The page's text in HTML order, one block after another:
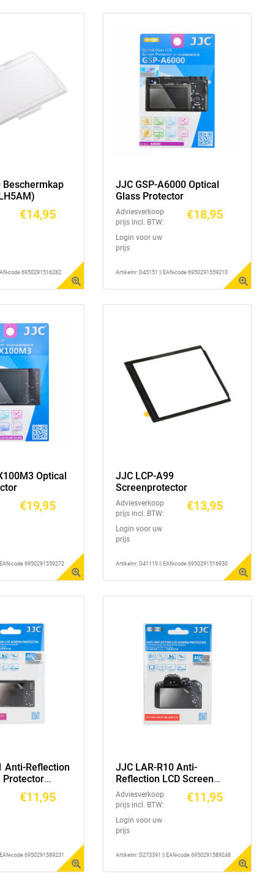
Beschermkap
€14,95
code 6950291516282
JJC GSP-A6000 Optical
Glass Protector
Adviesverkoop
prijs incl. BTW:
€18,95
Login voor uw
prijs
Artikelnr: D45151 || EAN-code 6950291559210
Optical
€19,95
code 6950291559272
JJC LCP-A99
Screenprotector
Adviesverkoop
prijs incl. BTW:
€13,95
Login voor uw
prijs
Artikelnr: D41119 || EAN-code 6950291516930
Anti-Reflection
Protector
Sony FX30,
ZV-1F, Sony
€11,95
code 6950291589231
JJC LAR-R10 Anti-
Reflection LCD Screen
Protector (Canon EOS
R100, Canon EOS R10)
Adviesverkoop
prijs incl. BTW:
€11,95
Login voor uw
prijs
Artikelnr: D273391 || EAN-code 6950291589248